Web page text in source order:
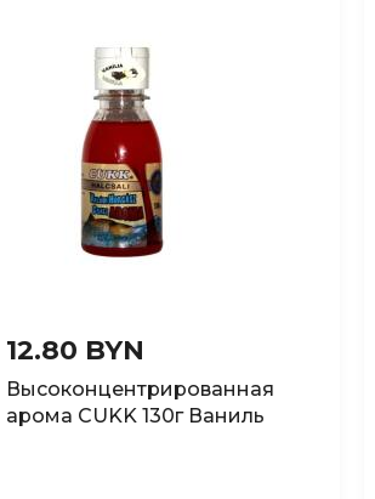
12.80 BYN
Высоконцентрированная
арома CUKK 130г Ваниль